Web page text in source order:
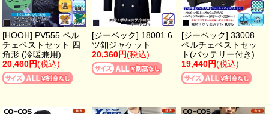
[HOOH] PV555 ペル
チェベストセット 四
角形 (冷暖兼用)
20,460円(税込)
[ジーベック] 18001 6
ツ釦ジャケット
20,360円(税込)
[ジーベック] 33008
ペルチェベストセッ
ト(バッテリー付き)
19,440円(税込)